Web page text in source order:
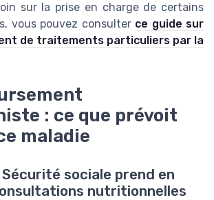
sur la prise en charge de certains
vous pouvez consulter ce guide sur
de traitements particuliers par la
: ce que prévoit
maladie
sociale prend en
nutritionnelles